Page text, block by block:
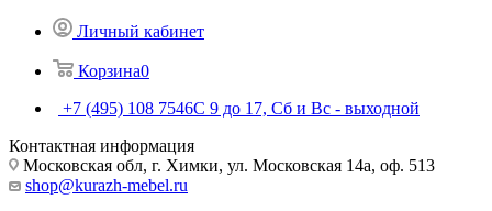
Личный кабинет
Корзина0
+7 (495) 108 7546С 9 до 17, Сб и Вс - выходной
Контактная информация
Московская обл, г. Химки, ул. Московская 14а, оф. 513
shop@kurazh-mebel.ru